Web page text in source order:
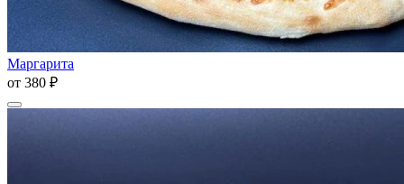
Маргарита
от 380 ₽